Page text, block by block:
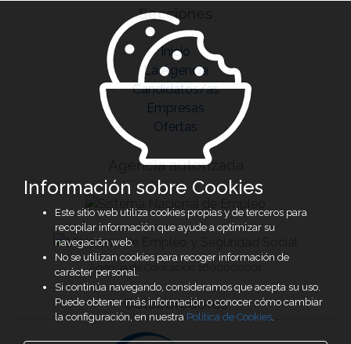
Secciones
Inicio
La Agencia
Candidatos/as
Empresas
Ofertas
Agencia autorizada
Agencia de Colocación 1600000091
Colaboradores
Información sobre Cookies
Este sitio web utiliza cookies propias y de terceros para
recopilar información que ayude a optimizar su
navegación web.
No se utilizan cookies para recoger información de
carácter personal.
Si continúa navegando, consideramos que acepta su uso.
Puede obtener más información o conocer cómo cambiar
la configuración, en nuestra Política de Cookies.